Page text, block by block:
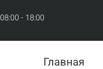
- 18:00
Главная